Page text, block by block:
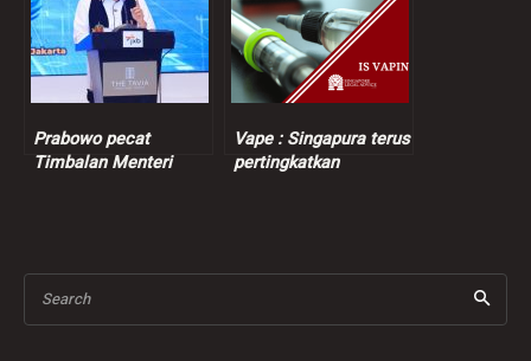
Prabowo pecat
Timbalan Menteri
Vape : Singapura terus
pertingkatkan
Search